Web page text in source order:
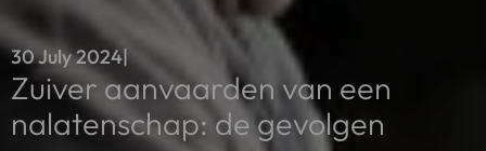
30 July 2024|
Zuiver aanvaarden van een
nalatenschap: de gevolgen